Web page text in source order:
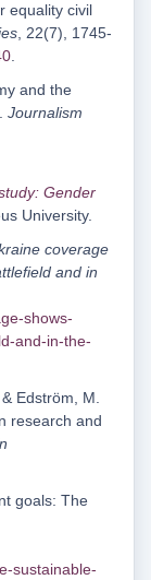
equality civil
, 22(7), 1745-
.
and the
Journalism
Gender
University.
coverage
and in
shows-
and-in-the-
Edström, M.
research and
goals: The
sustainable-